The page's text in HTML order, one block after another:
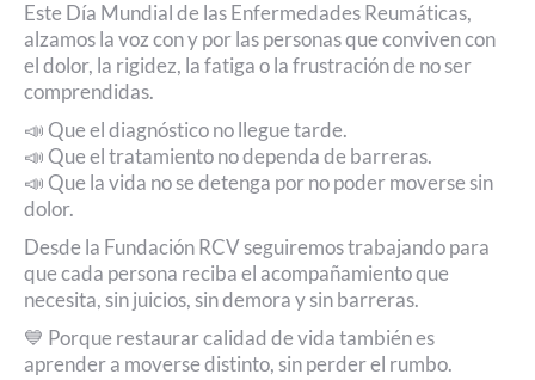
Este Día Mundial de las Enfermedades Reumáticas,
alzamos la voz con y por las personas que conviven con
el dolor, la rigidez, la fatiga o la frustración de no ser
comprendidas.
📣 Que el diagnóstico no llegue tarde.
📣 Que el tratamiento no dependa de barreras.
📣 Que la vida no se detenga por no poder moverse sin
dolor.
Desde la Fundación RCV seguiremos trabajando para
que cada persona reciba el acompañamiento que
necesita, sin juicios, sin demora y sin barreras.
💙 Porque restaurar calidad de vida también es
aprender a moverse distinto, sin perder el rumbo.